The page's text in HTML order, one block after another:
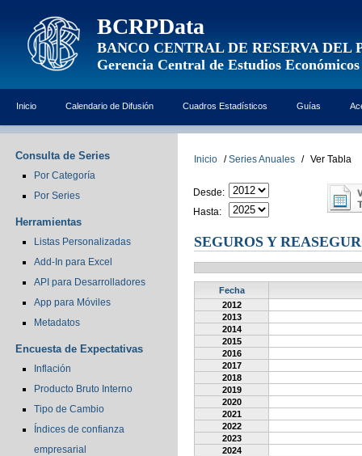
BCRPData
BANCO CENTRAL DE RESERVA DEL
Gerencia Central de Estudios Económicos
Inicio Calendario de Difusión Cuadros Estadísticos Guías
Consulta de Series
Por Categoría
Por Series
Herramientas
Listas Personalizadas
Add-In para Excel
API para Desarrolladores
App para Móviles
Metadatos
Encuesta de Expectativas
Inflación
Producto Bruto Interno
Tipo de Cambio
Índices de confianza
empresarial
Inicio / Series Anuales / Ver Tabla
Desde:
Hasta:
SEGUROS Y
Fecha
2012
2013
2014
2015
2016
2017
2018
2019
2020
2021
2022
2023
2024